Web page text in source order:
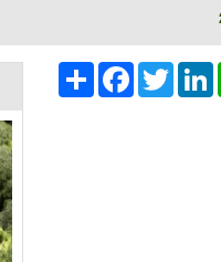
انشر
FacebookTwitterLinkedIn